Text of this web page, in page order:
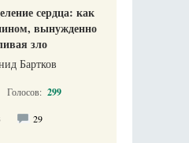
сердца: как
вынужденно
зло
Бартков
Голосов: 299
29